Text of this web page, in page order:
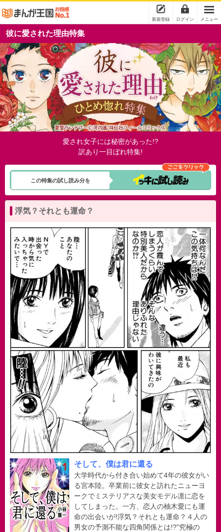
新規登録 ログイン メニュー
彼に愛された理由特集
愛され女子には秘密があった!?
訳あり一目ぼれ特集!
この特集の試し読み分を
浮気？それとも運命？
そして、僕は君に還る
大学時代から付き合い始めて4年の彼女がい
る宮本陸。卒業前に彼女と訪れたニューヨ
ークでミステリアスな美女モデル凛に恋を
してしまった。一方、恋人の柚木愛にも運
命の出会いが!浮気？それとも運命？４人の
男女の予測不能な四角関係とは!?"究極の